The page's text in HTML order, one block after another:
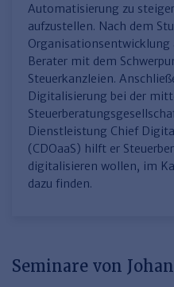
Personalmanagement und
Organisation
Personalentwicklung und
Talentmanagement
Persönlichkeitsentwicklung
Entgeltabrechnung
Steuerkanzlei und Gebühren
Software und Tools
Familien- und Erbrecht
Miet- und WE-Recht
Rechtsanwaltskanzlei und
Verkehrsrecht
Wirtschaftsrecht
Sozialrecht
Compliance
Miet- und
WEG-Verwaltung
Wohnungswirtschaft
Immobilienverwaltung
Finden Sie Ihr Thema
TV-L
TVöD
Kommunale Finanzen
SGB & Sozialwesen
Arbeitsschutz & BGM
Finden Sie Ihr Thema
Arbeitsschutz
Betriebliches
Gesundheitsmanagement
Zurück
Produktpräsentationen
Finden Sie Ihr Thema
Haufe Zeugnis Manager
Automatisierung zu
aufzustellen. Nach dem
Organisationsentwicklung
Berater mit dem
Steuerkanzleien.
Digitalisierung bei der
Dienstleistung Chief
(CDOaaS) hilft er
digitalisieren wollen, im
dazu finden.
Seminare von